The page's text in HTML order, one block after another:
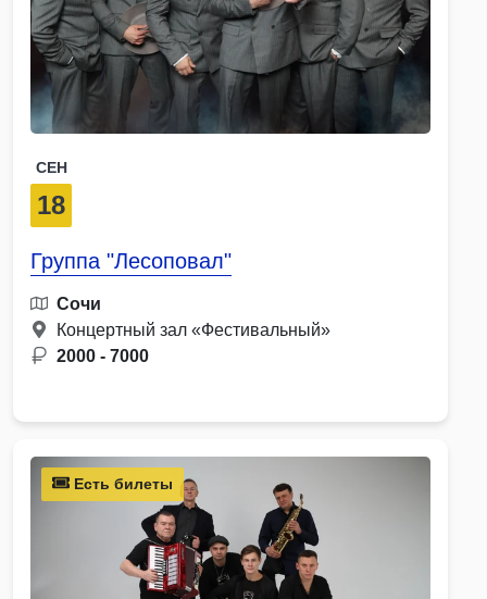
СЕН
18
Группа "Лесоповал"
Сочи
Концертный зал «Фестивальный»
2000 - 7000
Есть билеты